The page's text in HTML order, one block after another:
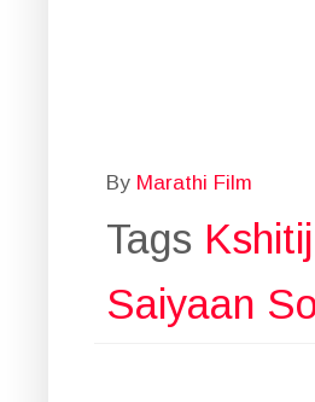
By Marathi Film
Tags
Saiyaan